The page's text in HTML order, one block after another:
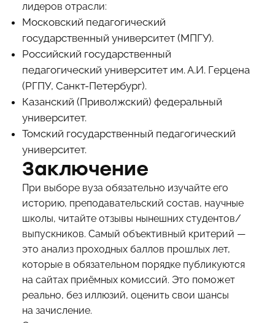
лидеров отрасли:
Московский педагогический
государственный университет (МПГУ).
Российский государственный
педагогический университет им. А.И. Герцена
(РГПУ, Санкт-Петербург).
Казанский (Приволжский) федеральный
университет.
Томский государственный педагогический
университет.
Заключение
При выборе вуза обязательно изучайте его
историю, преподавательский состав, научные
школы, читайте отзывы нынешних студентов/
выпускников. Самый объективный критерий —
это анализ проходных баллов прошлых лет,
которые в обязательном порядке публикуются
на сайтах приёмных комиссий. Это поможет
реально, без иллюзий, оценить свои шансы
на зачисление.